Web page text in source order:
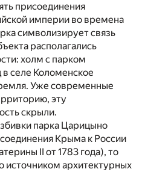
присоединения
империи во времена
символизирует связь
располагались
холм с парком
селе Коломенское
Уже современные
эту
скрыли.
парка Царицыно
Крыма к России
II от 1783 года), то
источником архитектурных